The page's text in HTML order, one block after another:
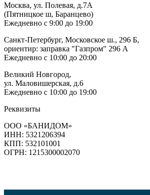
Москва, ул. Полевая, д.7А
(Пятницкое ш, Баранцево)
Ежедневно с 9:00 до 19:00
Санкт-Петербург, Московское ш., 296 Б,
ориентир: заправка "Газпром" 296 А
Ежедневно с 10:00 до 20:00
Великий Новгород,
ул. Маловишерская, д.6
Ежедневно с 10:00 до 19:00
Реквизиты
ООО «БАНИДОМ»
ИНН: 5321206394
КПП: 532101001
ОГРН: 1215300002070